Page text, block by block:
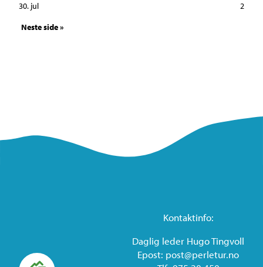
30. jul
2
Neste side »
Kontaktinfo:
Daglig leder Hugo Tingvoll
Epost: post@perletur.no